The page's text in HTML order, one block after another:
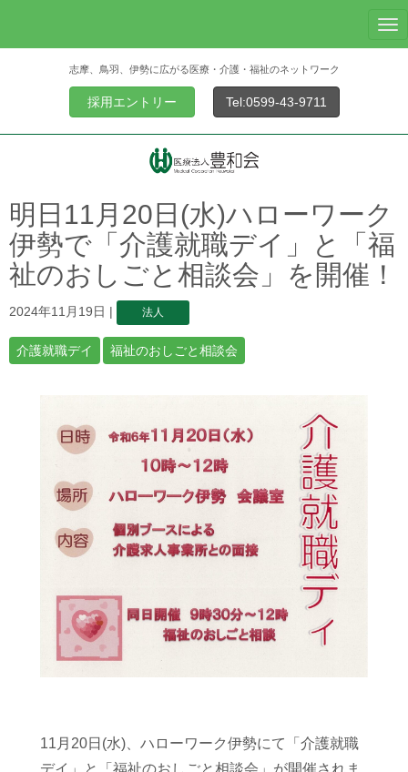
N
a
a
志摩、鳥羽、伊勢に広がる医療・介護・福祉のネットワーク
採用エントリー Tel:0599-43-9711
明日11月20日(水)ハローワーク
伊勢で「介護就職デイ」と「福
祉のおしごと相談会」を開催！
2024年11月19日 法人
介護就職デイ 福祉のおしごと相談会
11月20日(水)、ハローワーク伊勢にて「介護就職